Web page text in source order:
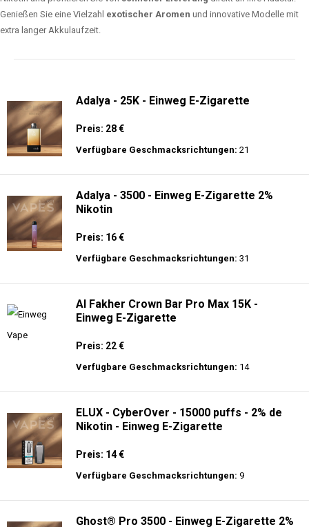
Genießen Sie eine Vielzahl exotischer Aromen und innovative Modelle mit
extra langer Akkulaufzeit.
Adalya - 25K - Einweg E-Zigarette
Preis: 28 €
Verfügbare Geschmacksrichtungen: 21
Adalya - 3500 - Einweg E-Zigarette 2%
Nikotin
Preis: 16 €
Verfügbare Geschmacksrichtungen: 31
Al Fakher Crown Bar Pro Max 15K -
Einweg E-Zigarette
Preis: 22 €
Verfügbare Geschmacksrichtungen: 14
ELUX - CyberOver - 15000 puffs - 2% de
Nikotin - Einweg E-Zigarette
Preis: 14 €
Verfügbare Geschmacksrichtungen: 9
Ghost® Pro 3500 - Einweg E-Zigarette 2%